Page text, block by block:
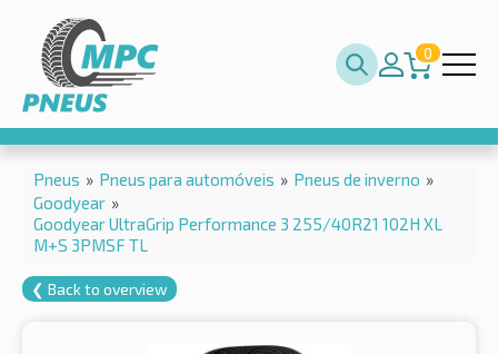
0
Pneus » Pneus para automóveis » Pneus de inverno »
Goodyear »
Goodyear UltraGrip Performance 3 255/40R21 102H XL
M+S 3PMSF TL
❮ Back to overview